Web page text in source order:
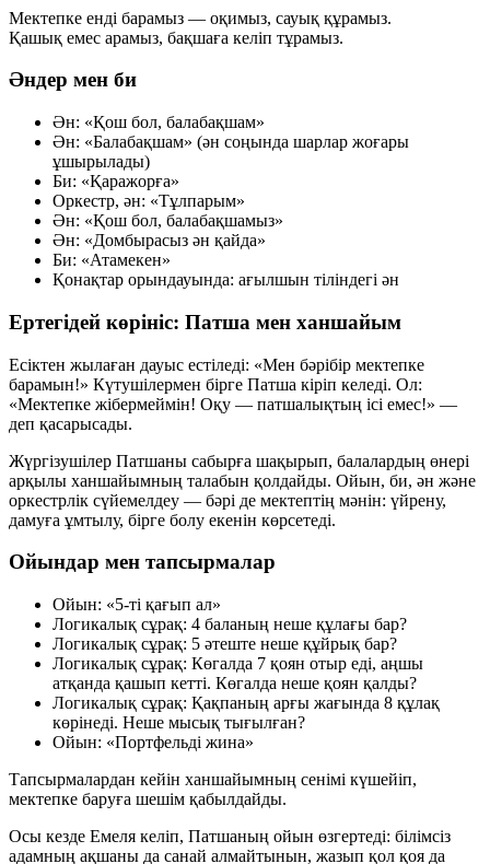
Мектепке енді барамыз — оқимыз, сауық құрамыз.
Қашық емес арамыз, бақшаға келіп тұрамыз.
Әндер мен би
Ән: «Қош бол, балабақшам»
Ән: «Балабақшам» (ән соңында шарлар жоғары
ұшырылады)
Би: «Қаражорға»
Оркестр, ән: «Тұлпарым»
Ән: «Қош бол, балабақшамыз»
Ән: «Домбырасыз ән қайда»
Би: «Атамекен»
Қонақтар орындауында: ағылшын тіліндегі ән
Ертегідей көрініс: Патша мен ханшайым
Есіктен жылаған дауыс естіледі: «Мен бәрібір мектепке
барамын!» Күтушілермен бірге Патша кіріп келеді. Ол:
«Мектепке жібермеймін! Оқу — патшалықтың ісі емес!» —
деп қасарысады.
Жүргізушілер Патшаны сабырға шақырып, балалардың өнері
арқылы ханшайымның талабын қолдайды. Ойын, би, ән және
оркестрлік сүйемелдеу — бәрі де мектептің мәнін: үйрену,
дамуға ұмтылу, бірге болу екенін көрсетеді.
Ойындар мен тапсырмалар
Ойын: «5-ті қағып ал»
Логикалық сұрақ: 4 баланың неше құлағы бар?
Логикалық сұрақ: 5 әтеште неше құйрық бар?
Логикалық сұрақ: Көгалда 7 қоян отыр еді, аңшы
атқанда қашып кетті. Көгалда неше қоян қалды?
Логикалық сұрақ: Қақпаның арғы жағында 8 құлақ
көрінеді. Неше мысық тығылған?
Ойын: «Портфельді жина»
Тапсырмалардан кейін ханшайымның сенімі күшейіп,
мектепке баруға шешім қабылдайды.
Осы кезде Емеля келіп, Патшаның ойын өзгертеді: білімсіз
адамның ақшаны да санай алмайтынын, жазып қол қоя да